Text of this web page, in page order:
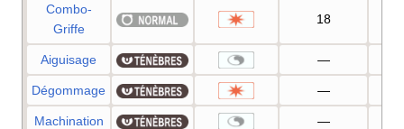
Combo-
Griffe
18
Aiguisage —
Dégommage —
Machination —